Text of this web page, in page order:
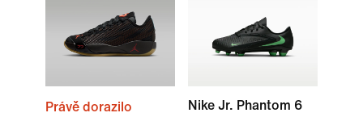
Právě dorazilo
Nike Jr. Phantom 6